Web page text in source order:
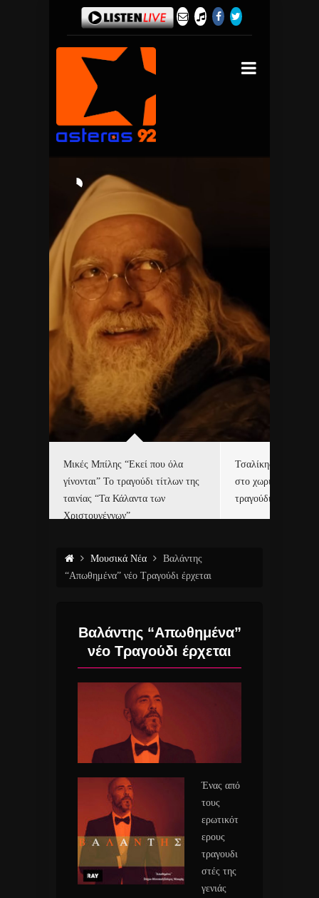
Μικές Μπίλης “Εκεί που όλα
γίνονται” Το τραγούδι τίτλων της
ταινίας “Τα Κάλαντα των
Χριστουγέννων”
Τσαλίκης,
στο χωριό του Άι
τραγούδι και video
Μουσικά Νέα
Βαλάντης
“Απωθημένα” νέο Τραγούδι έρχεται
Βαλάντης “Απωθημένα”
νέο Τραγούδι έρχεται
Ένας από
τους
ερωτικότ
ερους
τραγουδι
στές της
γενιάς